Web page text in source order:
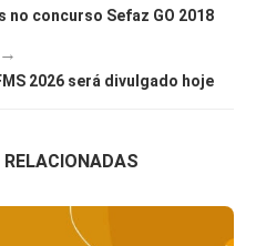
no concurso Sefaz GO 2018
→
2026 será divulgado hoje